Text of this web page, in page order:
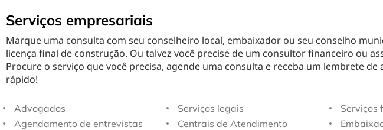
Serviços empresariais
Marque uma consulta com seu conselheiro local, embaixador ou seu conselho
licença final de construção. Ou talvez você precise de um consultor financeiro ou
Procure o serviço que você precisa, agende uma consulta e receba um lembrete de
rápido!
Advogados Serviços legais
Serviços
Agendamento de entrevistas
Centrais de Atendimento